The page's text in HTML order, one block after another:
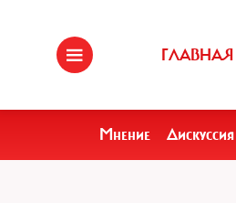
ГЛАВНАЯ
Мнение Дискуссия